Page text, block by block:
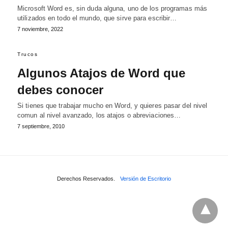
Microsoft Word es, sin duda alguna, uno de los programas más
utilizados en todo el mundo, que sirve para escribir…
7 noviembre, 2022
Trucos
Algunos Atajos de Word que
debes conocer
Si tienes que trabajar mucho en Word, y quieres pasar del nivel
comun al nivel avanzado, los atajos o abreviaciones…
7 septiembre, 2010
Derechos Reservados. Versión de Escritorio